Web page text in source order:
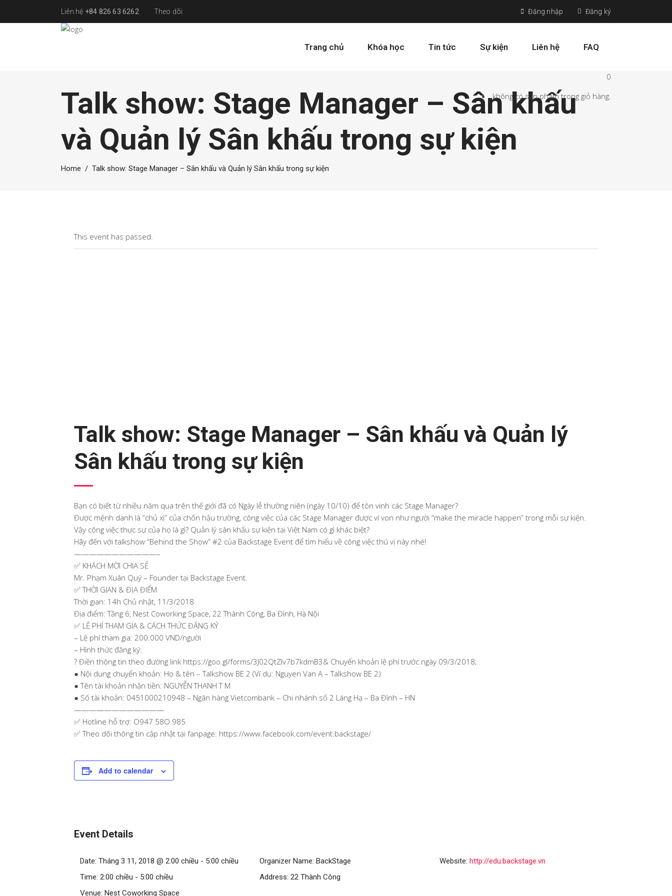
Liên hệ +84 826 63 6262 Theo dõi Đăng nhập Đăng ký
Trang chủ Khóa học Tin tức Sự kiện Liên hệ FAQ
0
không có sản phẩm trong giỏ hàng.
Talk show: Stage Manager – Sân khấu
và Quản lý Sân khấu trong sự kiện
Home / Talk show: Stage Manager – Sân khấu và Quản lý Sân khấu trong sự kiện
This event has passed.
Talk show: Stage Manager – Sân khấu và Quản lý
Sân khấu trong sự kiện
Bạn có biết từ nhiều năm qua trên thế giới đã có Ngày lễ thường niên (ngày 10/10) để tôn vinh các Stage Manager?
Được mệnh danh là “chủ xị” của chốn hậu trường, công việc của các Stage Manager được ví von như người “make the miracle happen” trong mỗi sự kiện.
Vậy công việc thực sự của họ là gì? Quản lý sân khấu sự kiện tại Việt Nam có gì khác biệt?
Hãy đến với talkshow “Behind the Show” #2 của Backstage Event để tìm hiểu về công việc thú vị này nhé!
———————————–
✅ KHÁCH MỜI CHIA SẺ
Mr. Phạm Xuân Quý – Founder tại Backstage Event.
✅ THỜI GIAN & ĐỊA ĐIỂM
Thời gian: 14h Chủ nhật, 11/3/2018
Địa điểm: Tầng 6, Nest Coworking Space, 22 Thành Công, Ba Đình, Hà Nội
✅ LỆ PHÍ THAM GIA & CÁCH THỨC ĐĂNG KÝ
– Lệ phí tham gia: 200.000 VND/người
– Hình thức đăng ký:
? Điền thông tin theo đường link https://goo.gl/forms/3J02QtZlv7b7kdmB3& Chuyển khoản lệ phí trước ngày 09/3/2018;
● Nội dung chuyển khoản: Họ & tên – Talkshow BE 2 (Ví dụ: Nguyen Van A – Talkshow BE 2)
● Tên tài khoản nhận tiền: NGUYỄN THANH T M
● Số tài khoản: 0451000210948 – Ngân hàng Vietcombank – Chi nhánh số 2 Láng Hạ – Ba Đình – HN
————————————
✅ Hotline hỗ trợ: O947 58O 985
✅ Theo dõi thông tin cập nhật tại fanpage: https://www.facebook.com/event.backstage/
Add to calendar
Event Details
Date: Tháng 3 11, 2018 @ 2:00 chiều - 5:00 chiều
Time: 2:00 chiều - 5:00 chiều
Venue: Nest Coworking Space
Organizer Name: BackStage
Address: 22 Thành Công
Website: http://edu.backstage.vn